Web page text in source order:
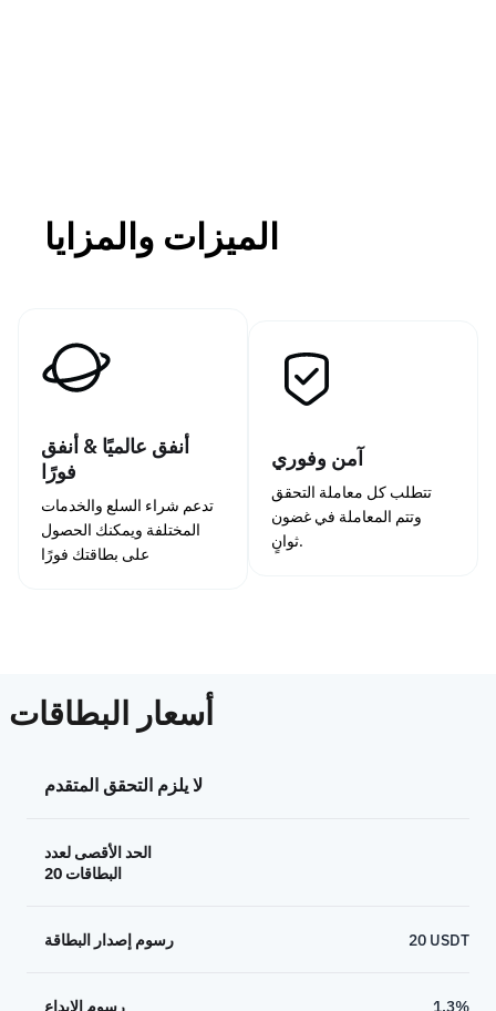
الميزات والمزايا
أنفق عالميًا & أنفق
فورًا
تدعم شراء السلع والخدمات
المختلفة ويمكنك الحصول
على بطاقتك فورًا
آمن وفوري
تتطلب كل معاملة التحقق
وتتم المعاملة في غضون
ثوانٍ.
أسعار البطاقات
لا يلزم التحقق المتقدم
الحد الأقصى لعدد
البطاقات 20
رسوم إصدار البطاقة 20 USDT
رسوم الإيداع 1.3%